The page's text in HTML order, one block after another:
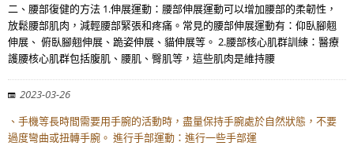
二、腰部復健的方法 1.伸展運動：腰部伸展運動可以增加腰部的柔韌性，
放鬆腰部肌肉，減輕腰部緊張和疼痛。常見的腰部伸展運動有：仰臥腳翹
伸展、 俯臥腳翹伸展、跪姿伸展、貓伸展等。 2.腰部核心肌群訓練：醫療
護腰核心肌群包括腹肌、腰肌、臀肌等，這些肌肉是維持腰
2023-03-26
、手機等長時間需要用手腕的活動時，盡量保持手腕處於自然狀態，不要
過度彎曲或扭轉手腕。 進行手部運動：進行一些手部運